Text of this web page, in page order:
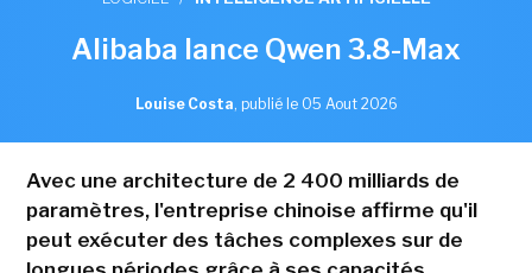
Alibaba lance Qwen 3.8-Max
Louise Costa, publié le 05 Aout 2026
Avec une architecture de 2 400 milliards de
paramètres, l'entreprise chinoise affirme qu'il
peut exécuter des tâches complexes sur de